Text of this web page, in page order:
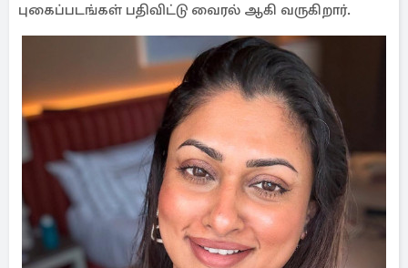
புகைப்படங்கள் பதிவிட்டு வைரல் ஆகி வருகிறார்.